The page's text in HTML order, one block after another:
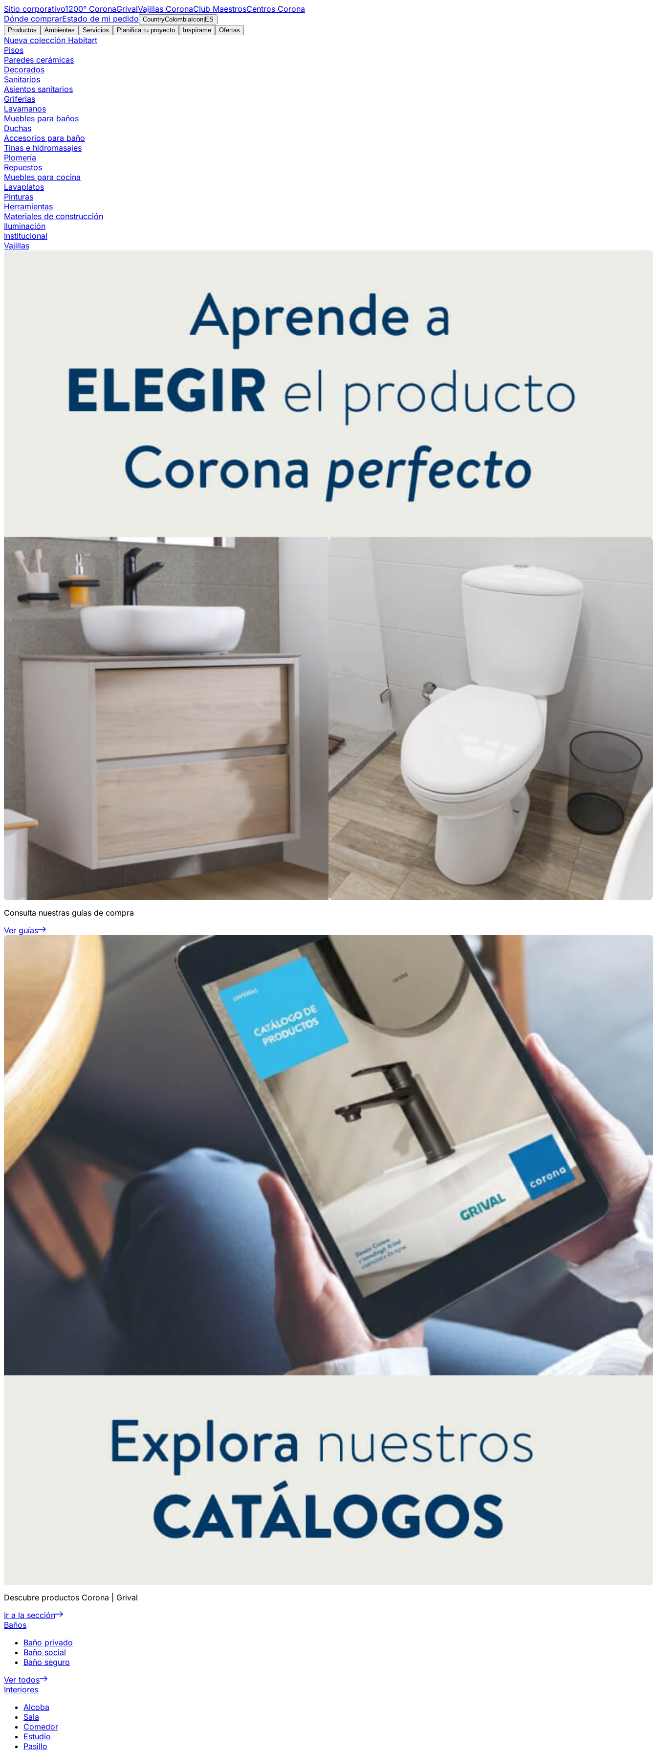
Sitio corporativo1200° CoronaGrivalVajillas CoronaClub MaestrosCentros Corona
Dónde comprarEstado de mi pedido CountryColombiaIcon ES
Productos
Ambientes Servicios Planifica tu proyecto Inspírame Ofertas
Nueva colección Habitart
Pisos
Paredes cerámicas
Decorados
Sanitarios
Asientos sanitarios
Griferías
Lavamanos
Muebles para baños
Duchas
Accesorios para baño
Tinas e hidromasajes
Plomería
Repuestos
Muebles para cocina
Lavaplatos
Pinturas
Herramientas
Materiales de construcción
Iluminación
Institucional
Vajillas
Consulta nuestras guías de compra
Ver guías
Descubre productos Corona | Grival
Ir a la sección
Baños
Baño privado
Baño social
Baño seguro
Ver todos
Interiores
Alcoba
Sala
Comedor
Estudio
Pasillo